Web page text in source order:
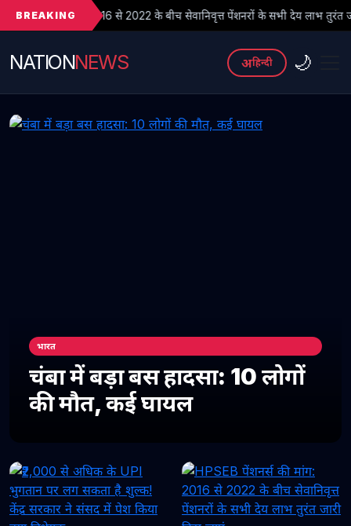
BREAKING
से 2022 के बीच सेवानिवृत्त पेंशनरों के सभी देय लाभ तुरंत जारी किए जाएं
NATIONNEWS अहिन्दी 🌙
भारत
चंबा में बड़ा बस हादसा: 10 लोगों
की मौत, कई घायल